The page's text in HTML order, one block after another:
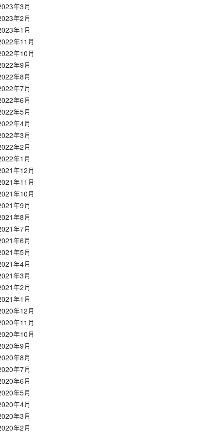
年3月
年2月
年1月
年11月
年10月
年9月
年8月
年7月
年6月
年5月
年4月
年3月
年2月
年1月
年12月
年11月
年10月
年9月
年8月
年7月
年6月
年5月
年4月
年3月
年2月
年1月
年12月
年11月
年10月
年9月
年8月
年7月
年6月
年5月
年4月
年3月
年2月